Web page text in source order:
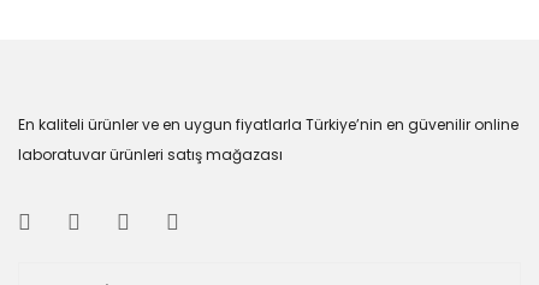
En kaliteli ürünler ve en uygun fiyatlarla Türkiye’nin en güvenilir online
laboratuvar ürünleri satış mağazası